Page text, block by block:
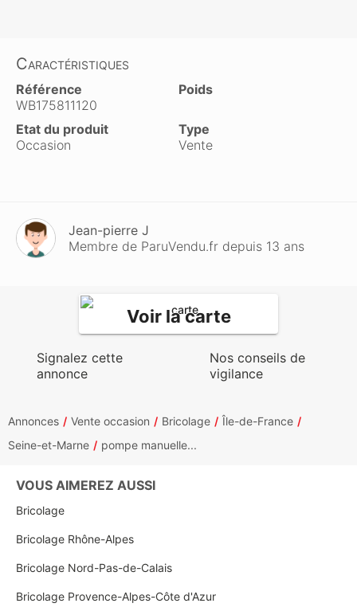
Caractéristiques
Référence
WB175811120
Poids
Etat du produit
Occasion
Type
Vente
Jean-pierre J
Membre de ParuVendu.fr depuis 13 ans
Voir la carte
Signalez cette
annonce
Nos conseils de
vigilance
Annonces Vente occasion Bricolage
Île-de-France
Seine-et-Marne
pompe manuelle...
VOUS AIMEREZ AUSSI
Bricolage
Bricolage Rhône-Alpes
Bricolage Nord-Pas-de-Calais
Bricolage Provence-Alpes-Côte d'Azur